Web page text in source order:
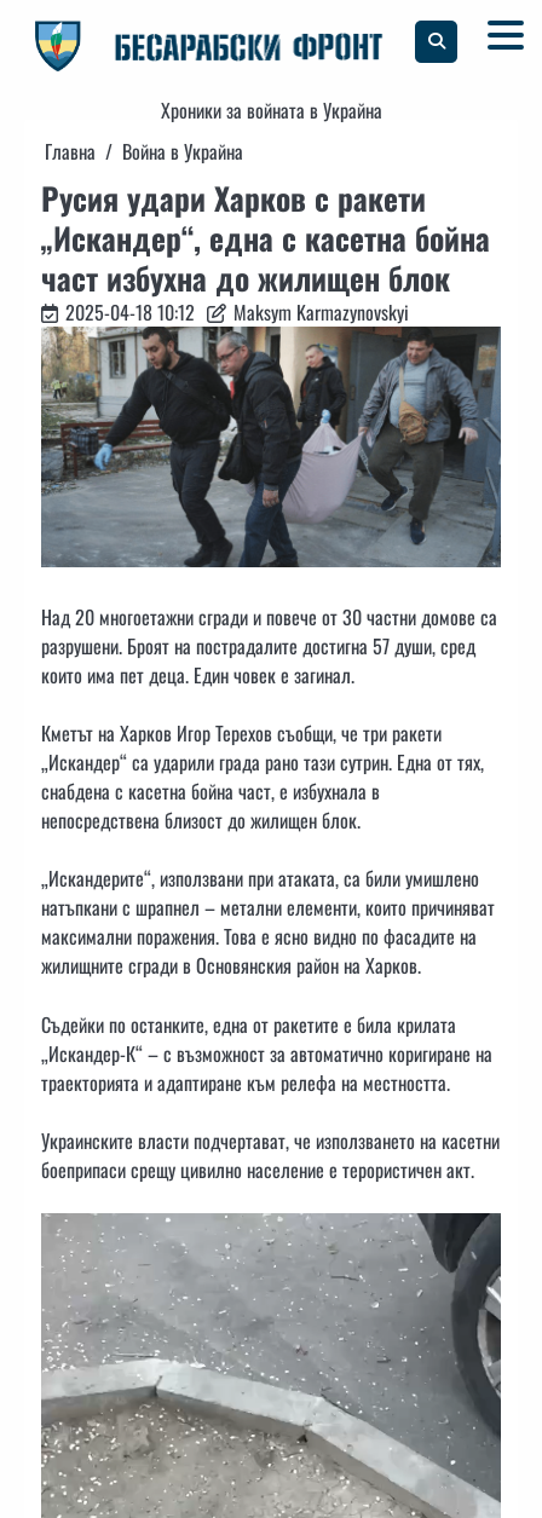
content
Хроники за войната в Украйна
Главна
Война в Украйна
Русия удари Харков с ракети
„Искандер“, една с касетна бойна
част избухна до жилищен блок
2025-04-18 10:12 Maksym Karmazynovskyi
Над 20 многоетажни сгради и повече от 30 частни домове са
разрушени. Броят на пострадалите достигна 57 души, сред
които има пет деца. Един човек е загинал.
Кметът на Харков Игор Терехов съобщи, че три ракети
„Искандер“ са ударили града рано тази сутрин. Една от тях,
снабдена с касетна бойна част, е избухнала в
непосредствена близост до жилищен блок.
„Искандерите“, използвани при атаката, са били умишлено
натъпкани с шрапнел – метални елементи, които причиняват
максимални поражения. Това е ясно видно по фасадите на
жилищните сгради в Основянския район на Харков.
Съдейки по останките, една от ракетите е била крилата
„Искандер-К“ – с възможност за автоматично коригиране на
траекторията и адаптиране към релефа на местността.
Украинските власти подчертават, че използването на касетни
боеприпаси срещу цивилно население е терористичен акт.